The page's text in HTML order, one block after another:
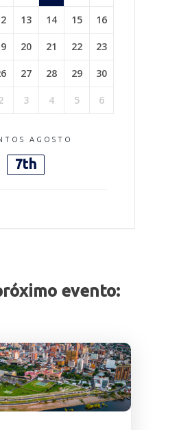
13 14 15 16
20 21 22 23
27 28 29 30
3 4 5 6
AGOSTO
7th
evento: